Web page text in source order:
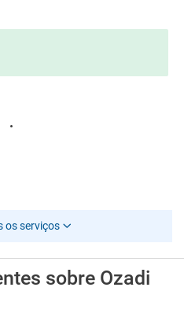
os serviços
sobre Ozadi